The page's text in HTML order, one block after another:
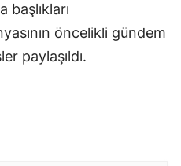
başlıkları
öncelikli gündem
paylaşıldı.